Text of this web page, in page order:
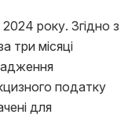
року. Згідно з
три місяці
податку
для